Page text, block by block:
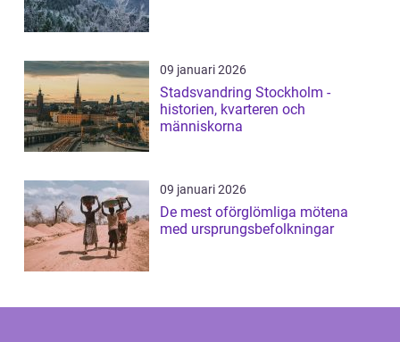
09 januari 2026
Stadsvandring Stockholm -
historien, kvarteren och
människorna
09 januari 2026
De mest oförglömliga mötena
med ursprungsbefolkningar